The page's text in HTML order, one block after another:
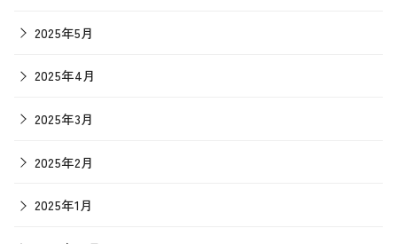
2025年5月
2025年4月
2025年3月
2025年2月
2025年1月